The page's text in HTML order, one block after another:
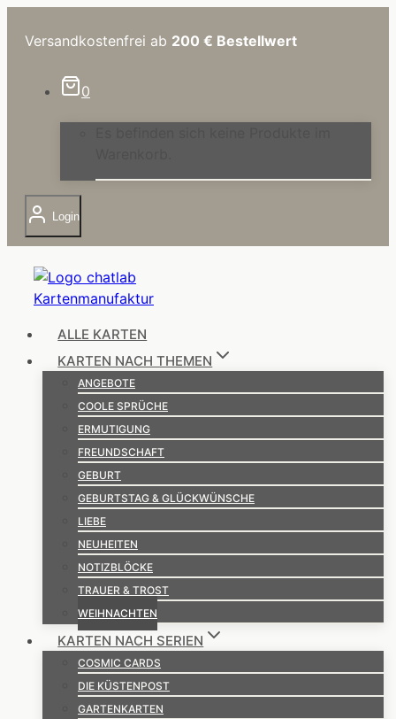
Inhalt
Versandkostenfrei ab 200 € Bestellwert
0
Login
ALLE KARTEN
KARTEN NACH THEMEN
ANGEBOTE
COOLE SPRÜCHE
ERMUTIGUNG
FREUNDSCHAFT
GEBURT
GEBURTSTAG & GLÜCKWÜNSCHE
LIEBE
NEUHEITEN
NOTIZBLÖCKE
TRAUER & TROST
WEIHNACHTEN
KARTEN NACH SERIEN
COSMIC CARDS
DIE KÜSTENPOST
GARTENKARTEN